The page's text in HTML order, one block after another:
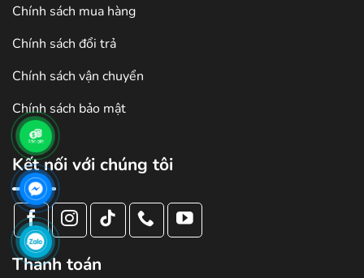
Chính sách mua hàng
Chính sách đổi trả
Chính sách vận chuyển
Chính sách bảo mật
Kết nối với chúng tôi
Thanh toán